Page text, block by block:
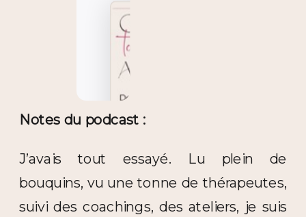
Notes du podcast :
J’avais tout essayé. Lu plein de
bouquins, vu une tonne de thérapeutes,
suivi des coachings, des ateliers, je suis